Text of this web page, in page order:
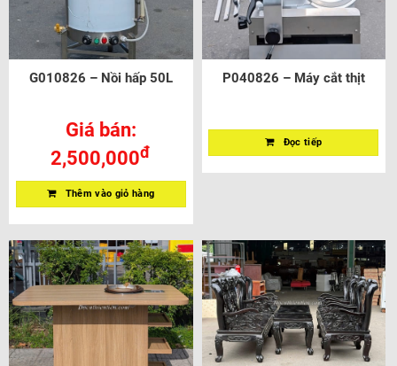
G010826 – Nồi hấp 50L
Giá bán:
2,500,000đ
Thêm vào giỏ hàng
P040826 – Máy cắt thịt
Đọc tiếp